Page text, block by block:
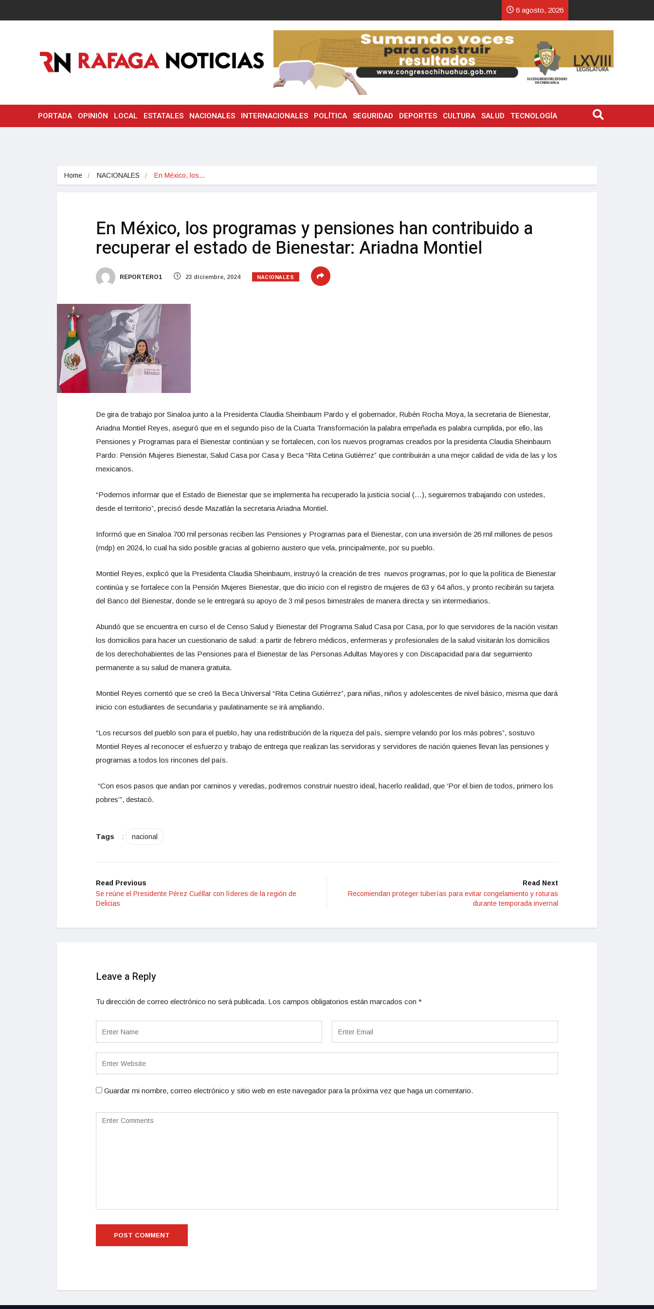
6 agosto, 2026
PORTADA OPINIÓN LOCAL ESTATALES NACIONALES INTERNACIONALES POLÍTICA SEGURIDAD DEPORTES CULTURA SALUD TECNOLOGÍA
Home NACIONALES En México, los…
En México, los programas y pensiones han contribuido a
recuperar el estado de Bienestar: Ariadna Montiel
REPORTERO1 23 diciembre, 2024 NACIONALES
De gira de trabajo por Sinaloa junto a la Presidenta Claudia Sheinbaum Pardo y el gobernador, Rubén Rocha Moya, la secretaria de Bienestar,
Ariadna Montiel Reyes, aseguró que en el segundo piso de la Cuarta Transformación la palabra empeñada es palabra cumplida, por ello, las
Pensiones y Programas para el Bienestar continúan y se fortalecen, con los nuevos programas creados por la presidenta Claudia Sheinbaum
Pardo: Pensión Mujeres Bienestar, Salud Casa por Casa y Beca “Rita Cetina Gutiérrez” que contribuirán a una mejor calidad de vida de las y los
mexicanos.
“Podemos informar que el Estado de Bienestar que se implementa ha recuperado la justicia social (…), seguiremos trabajando con ustedes,
desde el territorio”, precisó desde Mazatlán la secretaria Ariadna Montiel.
Informó que en Sinaloa 700 mil personas reciben las Pensiones y Programas para el Bienestar, con una inversión de 26 mil millones de pesos
(mdp) en 2024, lo cual ha sido posible gracias al gobierno austero que vela, principalmente, por su pueblo.
Montiel Reyes, explicó que la Presidenta Claudia Sheinbaum, instruyó la creación de tres nuevos programas, por lo que la política de Bienestar
continúa y se fortalece con la Pensión Mujeres Bienestar, que dio inicio con el registro de mujeres de 63 y 64 años, y pronto recibirán su tarjeta
del Banco del Bienestar, donde se le entregará su apoyo de 3 mil pesos bimestrales de manera directa y sin intermediarios.
Abundó que se encuentra en curso el de Censo Salud y Bienestar del Programa Salud Casa por Casa, por lo que servidores de la nación visitan
los domicilios para hacer un cuestionario de salud: a partir de febrero médicos, enfermeras y profesionales de la salud visitarán los domicilios
de los derechohabientes de las Pensiones para el Bienestar de las Personas Adultas Mayores y con Discapacidad para dar seguimiento
permanente a su salud de manera gratuita.
Montiel Reyes comentó que se creó la Beca Universal “Rita Cetina Gutiérrez”, para niñas, niños y adolescentes de nivel básico, misma que dará
inicio con estudiantes de secundaria y paulatinamente se irá ampliando.
“Los recursos del pueblo son para el pueblo, hay una redistribución de la riqueza del país, siempre velando por los más pobres”, sostuvo
Montiel Reyes al reconocer el esfuerzo y trabajo de entrega que realizan las servidoras y servidores de nación quienes llevan las pensiones y
programas a todos los rincones del país.
“Con esos pasos que andan por caminos y veredas, podremos construir nuestro ideal, hacerlo realidad, que ‘Por el bien de todos, primero los
pobres’”, destacó.
Tags : nacional
Read Previous
Se reúne el Presidente Pérez Cuéllar con líderes de la región de
Delicias
Read Next
Recomiendan proteger tuberías para evitar congelamiento y roturas
durante temporada invernal
Leave a Reply
Tu dirección de correo electrónico no será publicada. Los campos obligatorios están marcados con *
Guardar mi nombre, correo electrónico y sitio web en este navegador para la próxima vez que haga un comentario.